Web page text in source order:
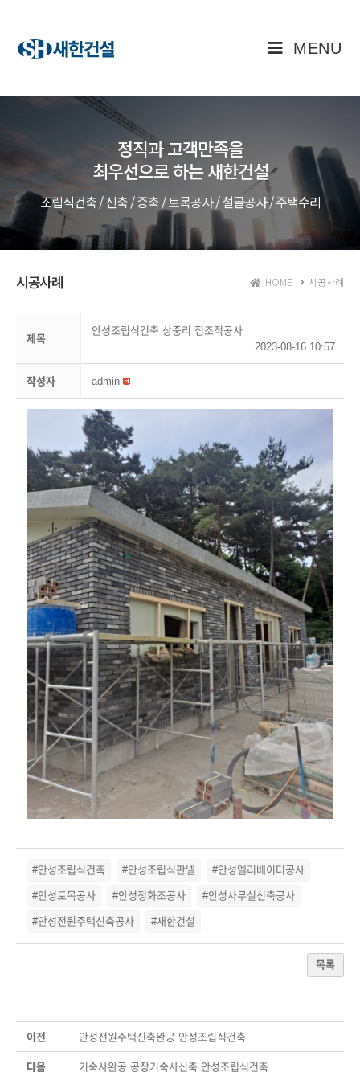
MENU
정직과 고객만족을
최우선으로 하는 새한건설
조립식건축 / 신축 / 증축 / 토목공사 / 철골공사 / 주택수리
시공사례 HOME 시공사례
제목
안성조립식건축 상중리 집조적공사
2023-08-16 10:57
작성자 admin
#안성조립식건축 #안성조립식판넬 #안성엘리베이터공사
#안성토목공사 #안성정화조공사 #안성사무실신축공사
#안성전원주택신축공사 #새한건설
목록
이전 안성전원주택신축완공 안성조립식건축
다음 기숙사완공 공장기숙사신축 안성조립식건축